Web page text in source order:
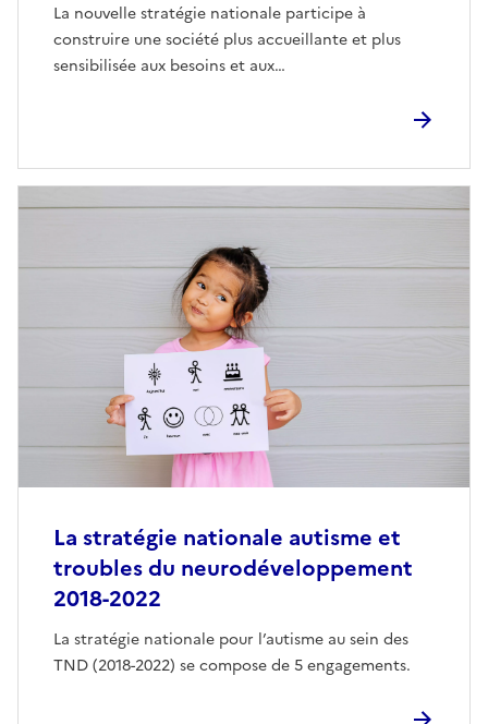
La nouvelle stratégie nationale participe à
construire une société plus accueillante et plus
sensibilisée aux besoins et aux…
La stratégie nationale autisme et
troubles du neurodéveloppement
2018-2022
La stratégie nationale pour l’autisme au sein des
TND (2018-2022) se compose de 5 engagements.